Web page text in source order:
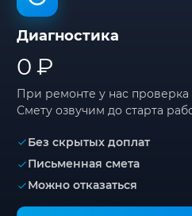
Диагностика
0 ₽
При ремонте у нас проверка
Смету озвучим до старта
Без скрытых доплат
Письменная смета
Можно отказаться